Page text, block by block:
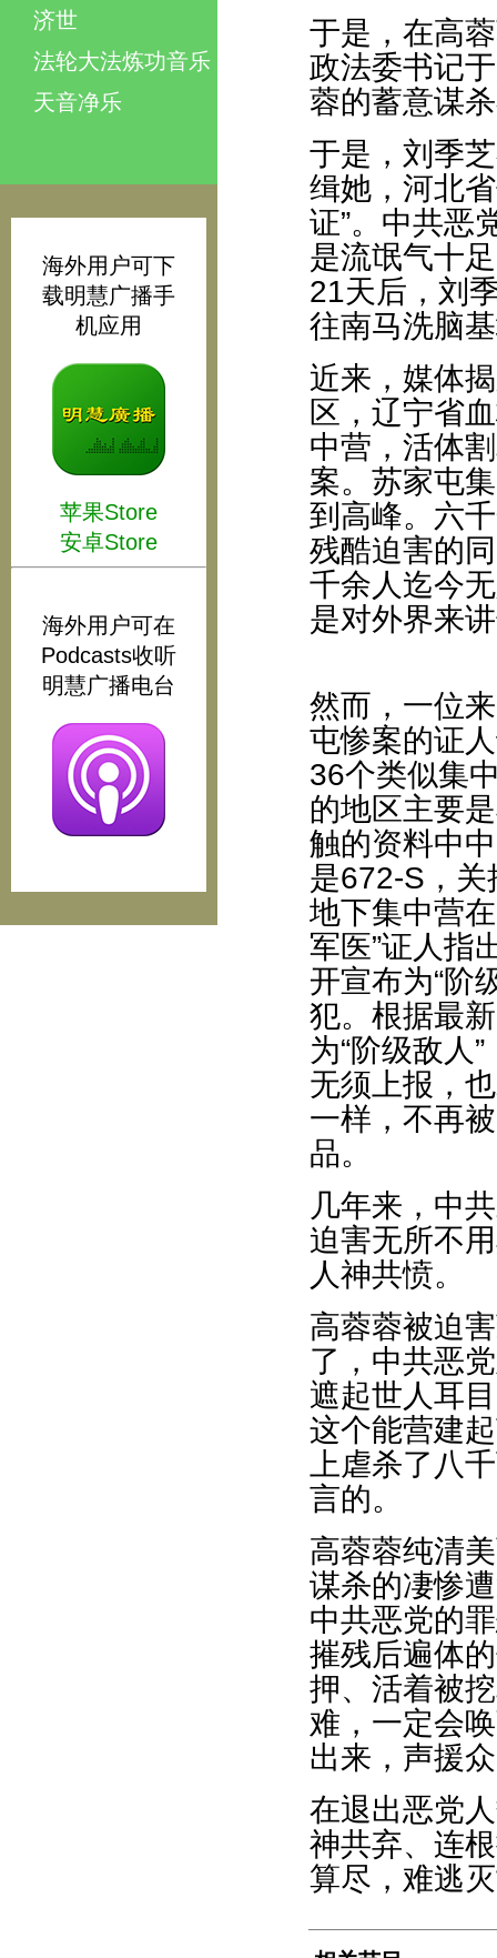
济世
法轮大法炼功音乐
天音净乐
海外用户可下
载明慧广播手
机应用
苹果Store
安卓Store
海外用户可在
Podcasts收听
明慧广播电台
于是，在高
政法委书记
蓉的蓄意谋
于是，刘季
缉她，河北
证”。中共恶
是流氓气十
21天后，刘
往南马洗脑
近来，媒体
区，辽宁省
中营，活体
案。苏家屯
到高峰。六
残酷迫害的
千余人迄今
是对外界来
然而，一位
屯惨案的证
36个类似集
的地区主要
触的资料中
是672-S，关
地下集中营
军医”证人指
开宣布为“阶
犯。根据最
为“阶级敌人
无须上报，
一样，不再
品。
几年来，中
迫害无所不
人神共愤。
高蓉蓉被迫
了，中共恶
遮起世人耳
这个能营建
上虐杀了八
言的。
高蓉蓉纯清
谋杀的凄惨
中共恶党的
摧残后遍体
押、活着被
难，一定会
出来，声援
在退出恶党
神共弃、连
算尽，难逃